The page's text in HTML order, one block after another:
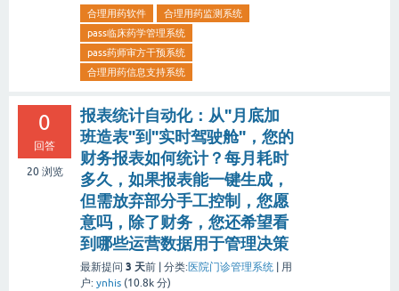
合理用药软件
合理用药监测系统
pass临床药学管理系统
pass药师审方干预系统
合理用药信息支持系统
0
回答
20浏览
报表统计自动化：从"月底加
班造表"到"实时驾驶舱"，您的
财务报表如何统计？每月耗时
多久，如果报表能一键生成，
但需放弃部分手工控制，您愿
意吗，除了财务，您还希望看
到哪些运营数据用于管理决策
最新提问 3 天前 | 分类:医院门诊管理系统
用
户: ynhis (10.8k 分)